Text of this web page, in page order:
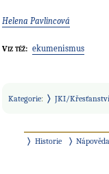
Helena Pavlincová
Viz též: ekumenismus
Kategorie: JKI/Křesťanství
Historie